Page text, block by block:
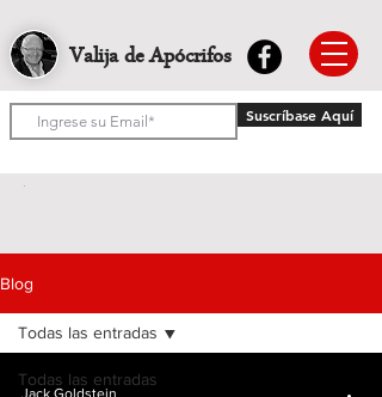
Valija de Apócrifos
Suscríbase Aquí
Blog
Todas las entradas
Todas las entradas
Jack Goldstein